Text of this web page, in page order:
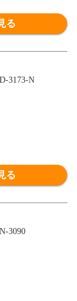
る
3173-N
る
3090